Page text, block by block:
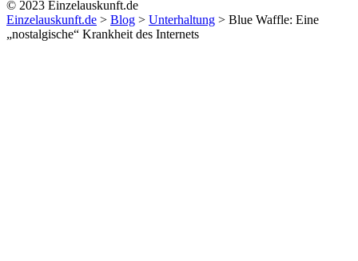
© 2023 Einzelauskunft.de
Einzelauskunft.de > Blog > Unterhaltung > Blue Waffle: Eine
„nostalgische“ Krankheit des Internets